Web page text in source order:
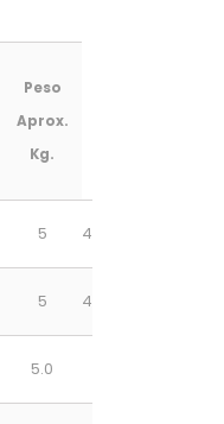
Peso
Aprox.
Kg.
5 4
5 4
5.0